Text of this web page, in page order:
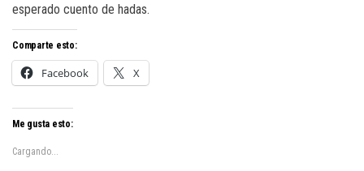
esperado cuento de hadas.
Comparte esto:
Facebook X
Me gusta esto:
Cargando...